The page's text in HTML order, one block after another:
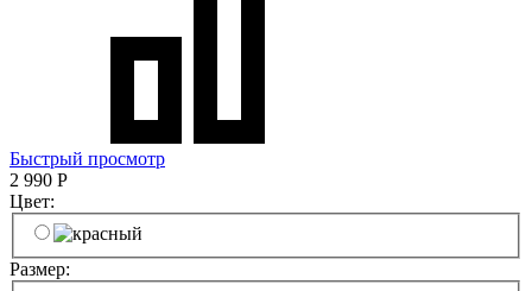
Быстрый просмотр
2 990 Р
Цвет:
Размер: